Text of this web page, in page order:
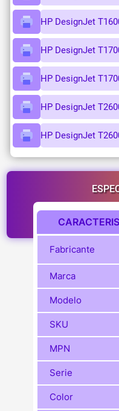
HP DesignJet
HP DesignJet
HP DesignJet
HP DesignJet
HP DesignJet
Fabricante
Marca
Modelo
SKU
MPN
Serie
Color